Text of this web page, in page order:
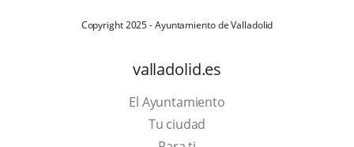
Copyright 2025 - Ayuntamiento de Valladolid
valladolid.es
El Ayuntamiento
Tu ciudad